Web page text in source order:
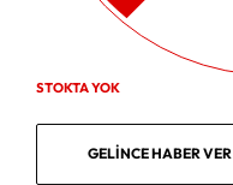
STOKTA YOK
GELINCE HABER VER